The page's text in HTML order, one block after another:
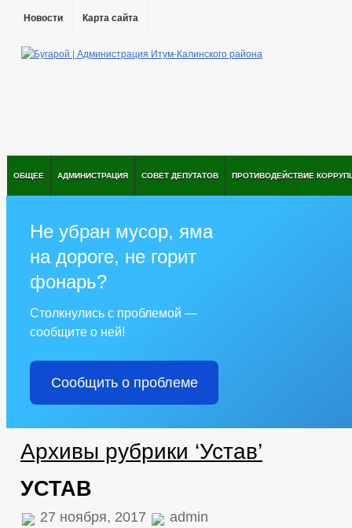
Новости Карта сайта
ОБЩЕЕ АДМИНИСТРАЦИЯ СОВЕТ ДЕПУТАТОВ ПРОТИВОДЕЙСТВИЕ
Не убран мусор, яма
на дороге, не горит
фонарь?
Столкнулись с проблемой —
сообщите о ней!
Сообщить о проблеме
Архивы рубрики ‘Устав’
УСТАВ
27 ноября, 2017 admin